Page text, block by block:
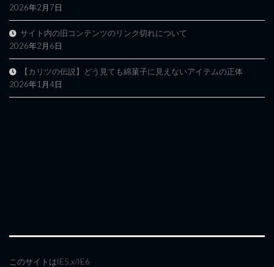
2026年2月7日
サイト内の旧コンテンツのリンク切れについて
2026年2月6日
【カリツの伝説】どう見ても綿菓子に見えないアイテムの正体
2026年1月4日
このサイトはIE5.x/IE6